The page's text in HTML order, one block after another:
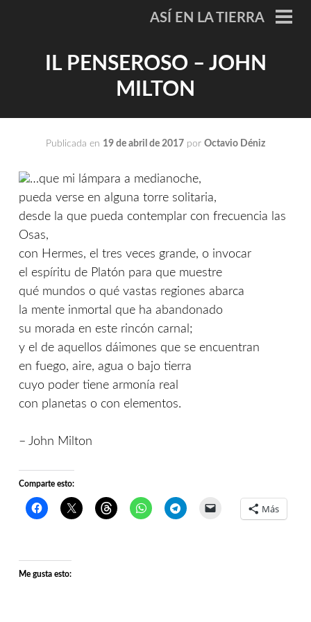
ASÍ EN LA TIERRA
IL PENSEROSO – JOHN
MILTON
Publicada en 19 de abril de 2017 por Octavio Déniz
…que mi lámpara a medianoche,
pueda verse en alguna torre solitaria,
desde la que pueda contemplar con frecuencia las
Osas,
con Hermes, el tres veces grande, o invocar
el espíritu de Platón para que muestre
qué mundos o qué vastas regiones abarca
la mente inmortal que ha abandonado
su morada en este rincón carnal;
y el de aquellos dáimones que se encuentran
en fuego, aire, agua o bajo tierra
cuyo poder tiene armonía real
con planetas o con elementos.
– John Milton
Comparte esto:
Más
Me gusta esto: